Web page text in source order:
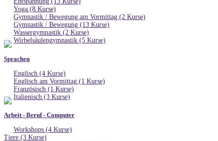
Yoga (8 Kurse)
Gymnastik / Bewegung am Vormittag (2 Kurse)
Gymnastik / Bewegung (13 Kurse)
Wassergymnastik (2 Kurse)
Wirbelsäulengymnastik (5 Kurse)
Sprachen
Englisch (4 Kurse)
Englisch am Vormittag (1 Kurse)
Französisch (1 Kurse)
Italienisch (3 Kurse)
Arbeit - Beruf - Computer
Workshops (4 Kurse)
Tiere (3 Kurse)